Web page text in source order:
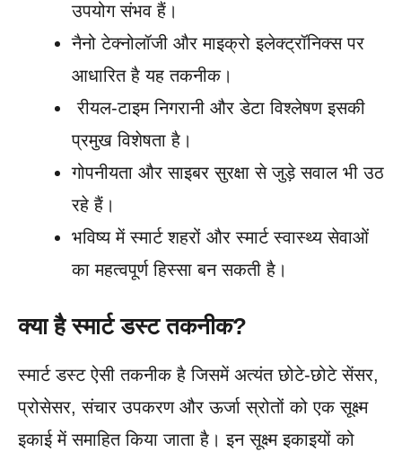
उपयोग संभव हैं।
नैनो टेक्नोलॉजी और माइक्रो इलेक्ट्रॉनिक्स पर
आधारित है यह तकनीक।
रीयल-टाइम निगरानी और डेटा विश्लेषण इसकी
प्रमुख विशेषता है।
गोपनीयता और साइबर सुरक्षा से जुड़े सवाल भी उठ
रहे हैं।
भविष्य में स्मार्ट शहरों और स्मार्ट स्वास्थ्य सेवाओं
का महत्वपूर्ण हिस्सा बन सकती है।
क्या है स्मार्ट डस्ट तकनीक?
स्मार्ट डस्ट ऐसी तकनीक है जिसमें अत्यंत छोटे-छोटे सेंसर,
प्रोसेसर, संचार उपकरण और ऊर्जा स्रोतों को एक सूक्ष्म
इकाई में समाहित किया जाता है। इन सूक्ष्म इकाइयों को